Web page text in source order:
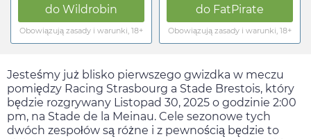
do Wildrobin
Obowiązują zasady i warunki, 18+
do FatPirate
Obowiązują zasady i warunki, 18+
Jesteśmy już blisko pierwszego gwizdka w meczu
pomiędzy Racing Strasbourg a Stade Brestois, który
będzie rozgrywany Listopad 30, 2025 o godzinie 2:00
pm, na Stade de la Meinau. Cele sezonowe tych
dwóch zespołów są różne i z pewnością będzie to